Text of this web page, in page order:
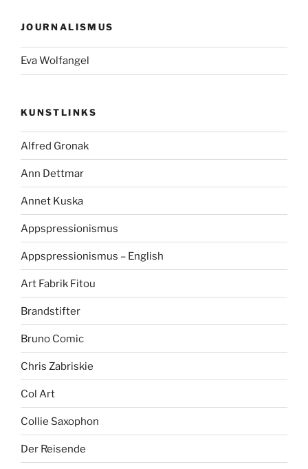
JOURNALISMUS
Eva Wolfangel
KUNSTLINKS
Alfred Gronak
Ann Dettmar
Annet Kuska
Appspressionismus
Appspressionismus – English
Art Fabrik Fitou
Brandstifter
Bruno Comic
Chris Zabriskie
Col Art
Collie Saxophon
Der Reisende